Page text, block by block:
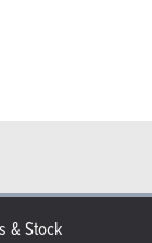
& Stock